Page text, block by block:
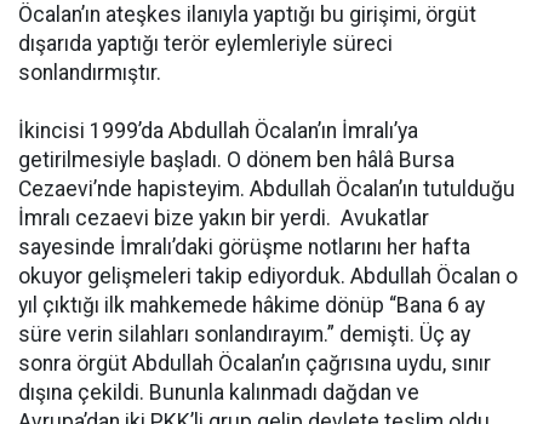
Öcalan’ın ateşkes ilanıyla yaptığı bu girişimi, örgüt
dışarıda yaptığı terör eylemleriyle süreci
sonlandırmıştır.
İkincisi 1999’da Abdullah Öcalan’ın İmralı’ya
getirilmesiyle başladı. O dönem ben hâlâ Bursa
Cezaevi’nde hapisteyim. Abdullah Öcalan’ın tutulduğu
İmralı cezaevi bize yakın bir yerdi. Avukatlar
sayesinde İmralı’daki görüşme notlarını her hafta
okuyor gelişmeleri takip ediyorduk. Abdullah Öcalan o
yıl çıktığı ilk mahkemede hâkime dönüp “Bana 6 ay
süre verin silahları sonlandırayım.” demişti. Üç ay
sonra örgüt Abdullah Öcalan’ın çağrısına uydu, sınır
dışına çekildi. Bununla kalınmadı dağdan ve